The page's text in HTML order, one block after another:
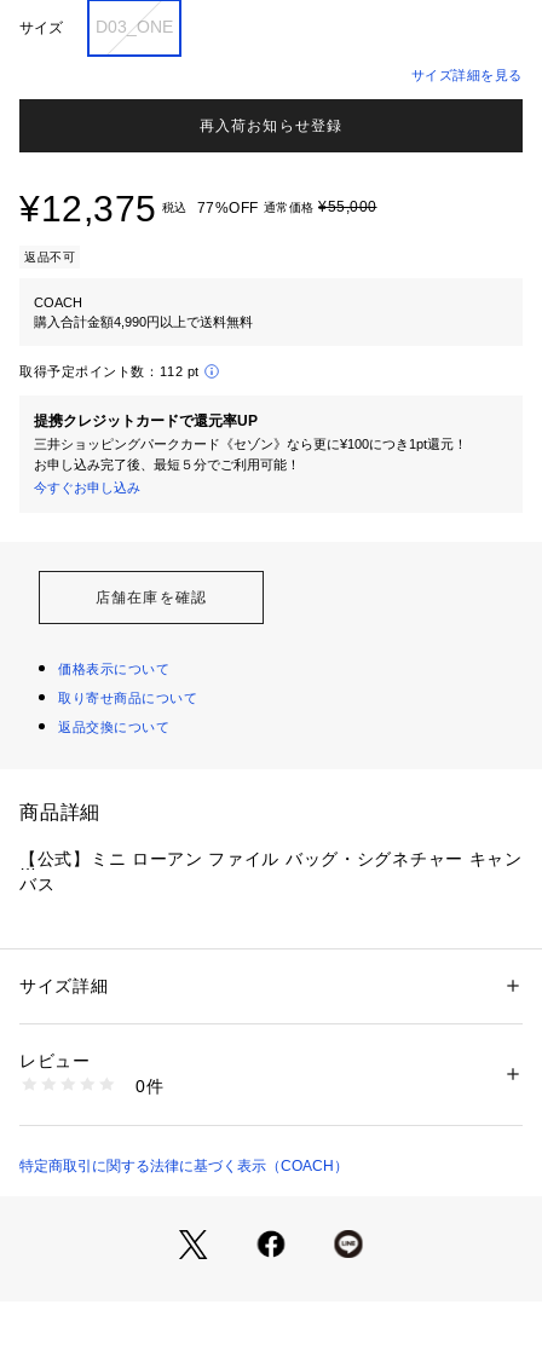
サイズ D03_ONE
サイズ詳細を見る
再入荷お知らせ登録
¥12,375 税込 77%OFF 通常価格 ¥55,000
返品不可
COACH
購入合計金額4,990円以上で送料無料
取得予定ポイント数： 112 pt
提携クレジットカードで還元率UP
三井ショッピングパークカード《セゾン》なら更に¥100につき1pt還元！
お申し込み完了後、最短５分でご利用可能！
今すぐお申し込み
店舗在庫を確認
価格表示について
取り寄せ商品について
返品交換について
商品詳細
【公式】ミニ ローアン ファイル バッグ・シグネチャー キャン
バス
・ シグネチャー コーテッド キャンバス
・ ジップ トップ開閉、裏地付き
・ 長さ調整可能ストラップ、肩から本体までの長さ56cm（肩
・ iPhone 15 Pro Max（6.7インチ）まで収納可能
※プリント柄などは裁断の位置によって個体差があります。
性別：レディース
商品番号：
CW325#IMXAQ （ショップ）
サイズ詳細
レビュー
0件
特定商取引に関する法律に基づく表示（COACH）